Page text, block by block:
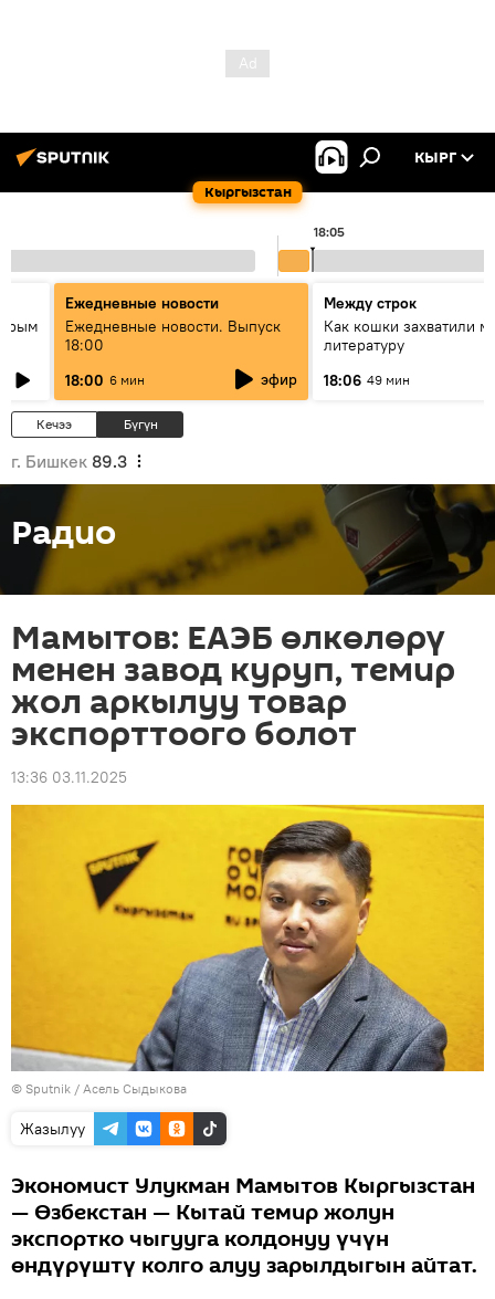
Кыргызстан
КЫРГ
18:05
Ежедневные новости
Ежедневные новости. Выпуск
18:00
18:00 6 мин эфир
Между строк
Как кошки захватили
литературу
18:06 49 мин
Кечээ Бүгүн
г. Бишкек 89.3
Радио
Мамытов: ЕАЭБ өлкөлөрү
менен завод куруп, темир
жол аркылуу товар
экспорттоого болот
13:36 03.11.2025
© Sputnik / Асель Сыдыкова
Жазылуу
Экономист Улукман Мамытов Кыргызстан
— Өзбекстан — Кытай темир жолун
экспортко чыгууга колдонуу үчүн
өндүрүштү колго алуу зарылдыгын айтат.